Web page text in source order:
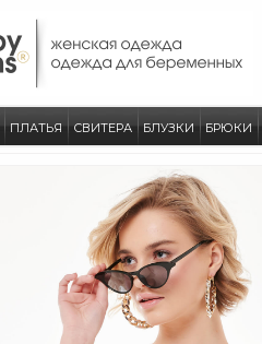
ПЛАТЬЯ СВИТЕРА БЛУЗКИ БРЮКИ